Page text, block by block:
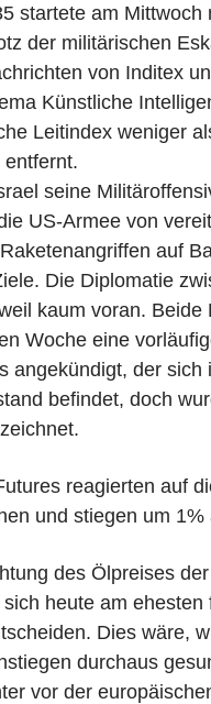
startete am
der militärischen
von Inditex
Künstliche
Leitindex weniger
seine
US-Armee von
auf
Die Diplomatie
kaum voran.
Woche eine
angekündigt, der sich
befindet, doch
reagierten auf
und stiegen um
des Ölpreises
heute am
Dies wäre,
durchaus
vor der